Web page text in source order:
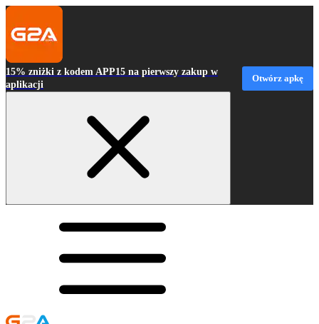
15% zniżki z kodem APP15 na pierwszy zakup w
aplikacji
Otwórz apkę